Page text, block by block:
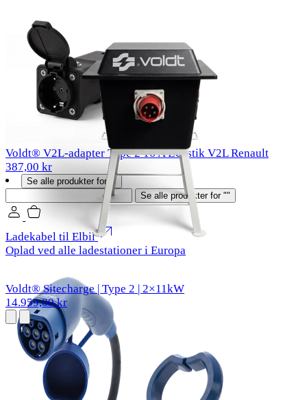
Voldt® V2L-adapter Type 2 16 A EU-stik V2L Renault
387,00 kr
Se alle produkter for ""
Se alle produkter for ""
Ladekabel til Elbil
Oplad ved alle ladestationer i Europa
Voldt® Sitecharge | Type 2 | 2×11kW
14.959,00 kr